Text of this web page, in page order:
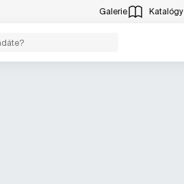
Galerie Katalógy